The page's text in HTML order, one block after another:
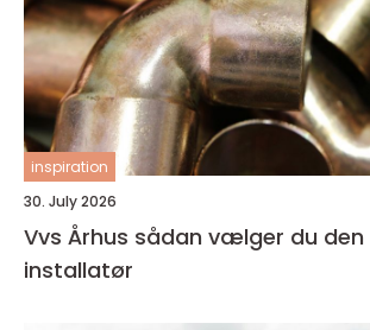
inspiration
30. July 2026
Vvs Århus sådan vælger du den rigtige
installatør